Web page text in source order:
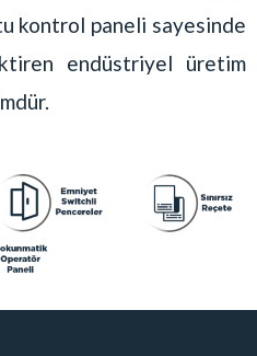
kontrol paneli sayesinde
endüstriyel üretim